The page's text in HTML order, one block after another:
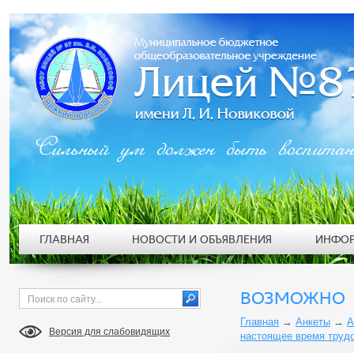
Версия для слабовидящих
ВОЗМОЖНО
Главная → Анкеты →
настоящее время
Сильный ум должен быть
ГЛАВНАЯ НОВОСТИ И ОБЪЯВЛЕНИЯ